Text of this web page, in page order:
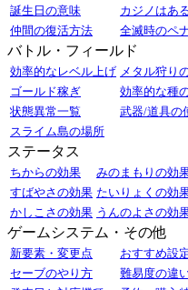
誕生日の意味
カジノはあ
仲間の復活方法
全滅時のペ
バトル・フィールド
効率的なレベル上げ メタル狩り
ゴールド稼ぎ
効率的な種
状態異常一覧
武器/道具の
スライム島の場所
ステータス
ちからの効果
みのまもりの効
すばやさの効果 たいりょくの効
かしこさの効果 うんのよさの効
ゲームシステム・その他
新要素・変更点
おすすめ設
セーブのやり方
難易度の違